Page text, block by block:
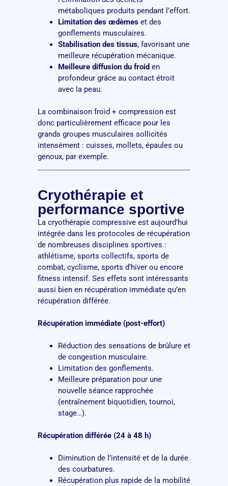
métaboliques produits pendant l’effort.
Limitation des œdèmes et des
gonflements musculaires.
Stabilisation des tissus, favorisant une
meilleure récupération mécanique.
Meilleure diffusion du froid en
profondeur grâce au contact étroit
avec la peau.
La combinaison froid + compression est
donc particulièrement efficace pour les
grands groupes musculaires sollicités
intensément : cuisses, mollets, épaules ou
genoux, par exemple.
Cryothérapie et
performance sportive
La cryothérapie compressive est aujourd’hui
intégrée dans les protocoles de récupération
de nombreuses disciplines sportives :
athlétisme, sports collectifs, sports de
combat, cyclisme, sports d’hiver ou encore
fitness intensif. Ses effets sont intéressants
aussi bien en récupération immédiate qu’en
récupération différée.
Récupération immédiate (post-effort)
Réduction des sensations de brûlure et
de congestion musculaire.
Limitation des gonflements.
Meilleure préparation pour une
nouvelle séance rapprochée
(entraînement biquotidien, tournoi,
stage…).
Récupération différée (24 à 48 h)
Diminution de l’intensité et de la durée
des courbatures.
Récupération plus rapide de la mobilité